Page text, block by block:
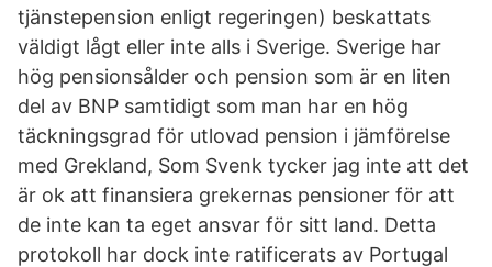
tjänstepension enligt regeringen) beskattats
väldigt lågt eller inte alls i Sverige. Sverige har
hög pensionsålder och pension som är en liten
del av BNP samtidigt som man har en hög
täckningsgrad för utlovad pension i jämförelse
med Grekland, Som Svenk tycker jag inte att det
är ok att finansiera grekernas pensioner för att
de inte kan ta eget ansvar för sitt land. Detta
protokoll har dock inte ratificerats av Portugal